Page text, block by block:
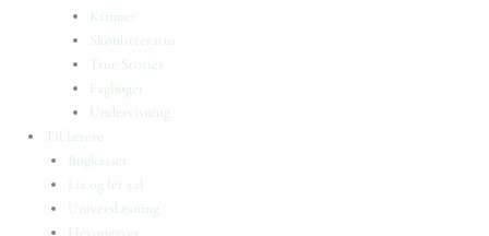
Krimier
Skønlitteratur
True Stories
Fagbøger
Undervisning
Til lærere
Bogkasser
Lix og let-tal
Universlæsning